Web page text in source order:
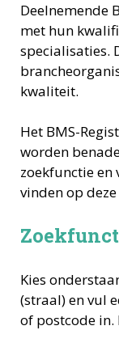
Deelnemende
met hun
specialisaties.
kwaliteit.
Het BMS-
worden
zoekfunctie en
vinden op
Kies
(straal) en vul
of postcode in.